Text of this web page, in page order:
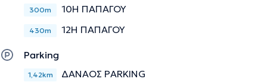
300m 10Η ΠΑΠΑΓΟΥ
430m 12Η ΠΑΠΑΓΟΥ
Parking
1,42km ΔΑΝΑΟΣ PARKING